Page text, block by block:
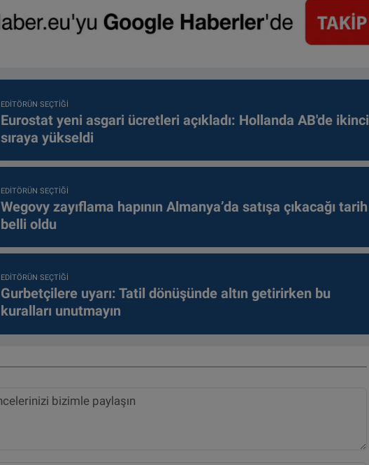
EDITÖRÜN SEÇTIĞI
Eurostat yeni asgari ücretleri açıkladı: Hollanda AB'de ikinci
sıraya yükseldi
EDITÖRÜN SEÇTIĞI
Wegovy zayıflama hapının Almanya’da satışa çıkacağı tarih
belli oldu
EDITÖRÜN SEÇTIĞI
Gurbetçilere uyarı: Tatil dönüşünde altın getirirken bu
kuralları unutmayın